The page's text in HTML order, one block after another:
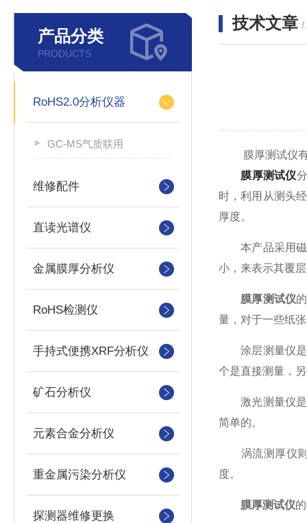
产品分类
PRODUCTS
RoHS2.0分析仪器
GC-MS气质联用
维修配件
直读光谱仪
金属膜厚分析仪
RoHS检测仪
手持式便携XRF分析仪
矿石分析仪
元素合金分析仪
重金属污染分析仪
探测器维修更换
技术文章 /
膜厚测试仪有
膜厚测试仪
时，利用从测头
厚度。
本产品采用磁
小，来表示其覆
膜厚测试仪
量，对于一些纸
涂层测量仪是
个是直接测量，
激光测量仪是
简单的。
涡流测厚仪则
度。
膜厚测试仪